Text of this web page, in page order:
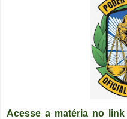
Acesse a matéria no